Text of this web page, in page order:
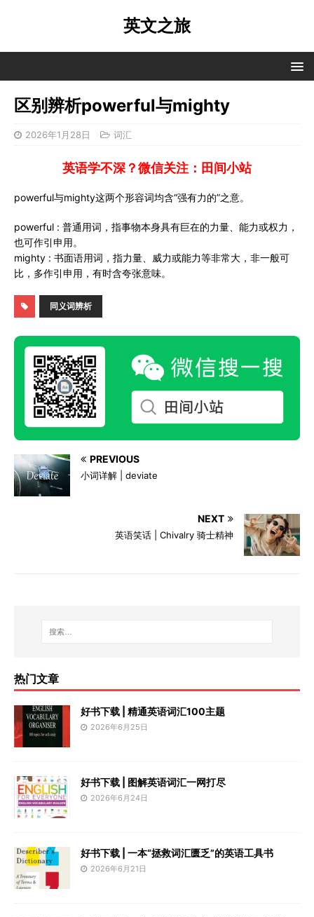
英文之旅
区别辨析powerful与mighty
2026年1月28日 词汇
英语学不深？微信关注：田间小站
powerful与mighty这两个形容词均含“强有力的”之意。
powerful : 普通用词，指事物本身具有巨在的力量、能力或权力，
也可作引申用。
mighty : 书面语用词，指力量、威力或能力等非常大，非一般可
比，多作引申用，有时含夸张意味。
同义词辨析
PREVIOUS
小词详解 | deviate
NEXT
英语笑话 | Chivalry 骑士精神
热门文章
好书下载 | 精通英语词汇100主题
2026年6月25日
好书下载 | 图解英语词汇一网打尽
2026年6月24日
好书下载 | 一本“拯救词汇匮乏”的英语工具书
2026年6月21日